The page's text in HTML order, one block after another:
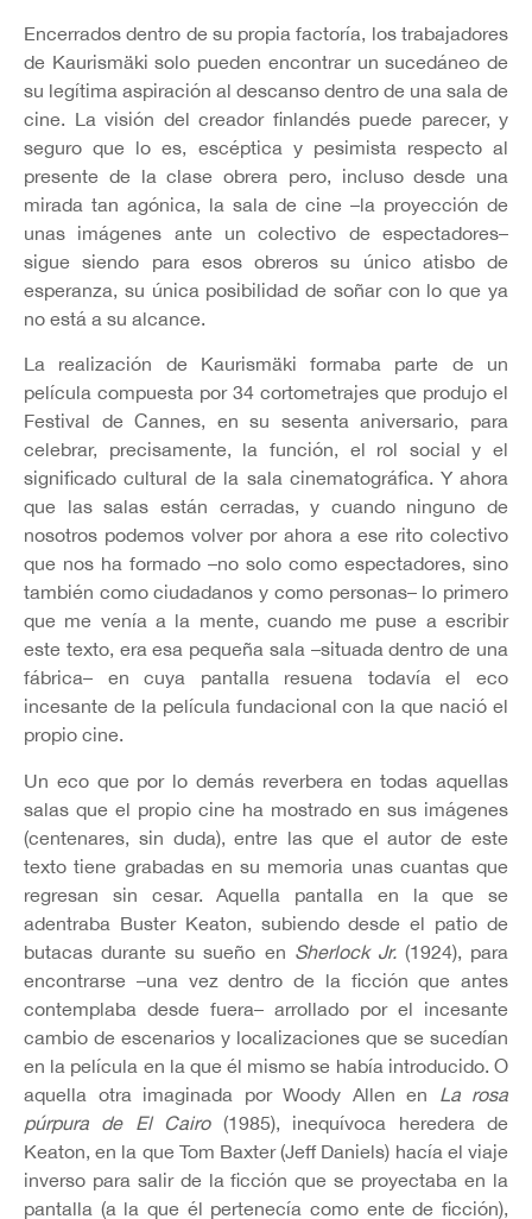
Encerrados dentro de su propia factoría, los trabajadores
de Kaurismäki solo pueden encontrar un sucedáneo de
su legítima aspiración al descanso dentro de una sala de
cine. La visión del creador finlandés puede parecer, y
seguro que lo es, escéptica y pesimista respecto al
presente de la clase obrera pero, incluso desde una
mirada tan agónica, la sala de cine –la proyección de
unas imágenes ante un colectivo de espectadores–
sigue siendo para esos obreros su único atisbo de
esperanza, su única posibilidad de soñar con lo que ya
no está a su alcance.
La realización de Kaurismäki formaba parte de un
película compuesta por 34 cortometrajes que produjo el
Festival de Cannes, en su sesenta aniversario, para
celebrar, precisamente, la función, el rol social y el
significado cultural de la sala cinematográfica. Y ahora
que las salas están cerradas, y cuando ninguno de
nosotros podemos volver por ahora a ese rito colectivo
que nos ha formado –no solo como espectadores, sino
también como ciudadanos y como personas– lo primero
que me venía a la mente, cuando me puse a escribir
este texto, era esa pequeña sala –situada dentro de una
fábrica– en cuya pantalla resuena todavía el eco
incesante de la película fundacional con la que nació el
propio cine.
Un eco que por lo demás reverbera en todas aquellas
salas que el propio cine ha mostrado en sus imágenes
(centenares, sin duda), entre las que el autor de este
texto tiene grabadas en su memoria unas cuantas que
regresan sin cesar. Aquella pantalla en la que se
adentraba Buster Keaton, subiendo desde el patio de
butacas durante su sueño en Sherlock Jr. (1924), para
encontrarse –una vez dentro de la ficción que antes
contemplaba desde fuera– arrollado por el incesante
cambio de escenarios y localizaciones que se sucedían
en la película en la que él mismo se había introducido. O
aquella otra imaginada por Woody Allen en
La rosa
púrpura de El Cairo (1985), inequívoca heredera de
Keaton, en la que Tom Baxter (Jeff Daniels) hacía el viaje
inverso para salir de la ficción que se proyectaba en la
pantalla (a la que él pertenecía como ente de ficción),